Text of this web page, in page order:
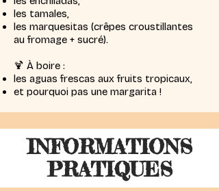
les tamales,
les marquesitas (crêpes croustillantes
au fromage + sucré).
🍹 À boire :
les aguas frescas aux fruits tropicaux,
et pourquoi pas une margarita !
INFORMATIONS
PRATIQUES